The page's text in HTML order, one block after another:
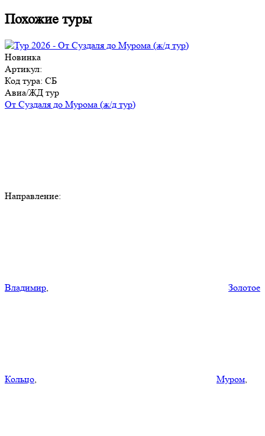
Похожие туры
Новинка
Артикул:
Код тура: СБ
Авиа/ЖД тур
От Суздаля до Мурома (ж/д тур)
Направление:
Владимир, Золотое
Кольцо, Муром,